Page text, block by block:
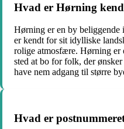
Hvad er Hørning
Hørning er en by
er kendt for sit idylliske
rolige atmosfære. Hørning
sted at bo for folk, der
have nem adgang til større
Hvad er